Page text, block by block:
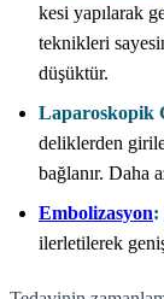
kesi yapılarak
teknikleri
düşüktür.
Laparoskopik
deliklerden
bağlanır. Daha
Embolizasyon:
ilerletilerek